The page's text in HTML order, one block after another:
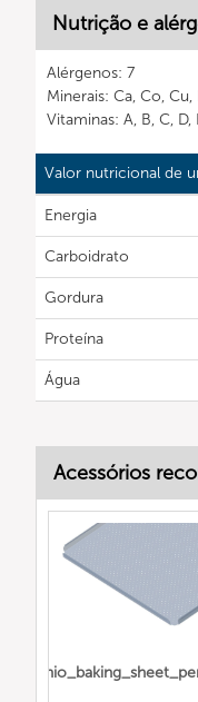
Nutrição e
Alérgenos: 7
Minerais: Ca, Co, Cu,
Vitaminas: A, B, C, D,
Valor nutricional de
Energia
Carboidrato
Gordura
Proteína
Água
Acessórios